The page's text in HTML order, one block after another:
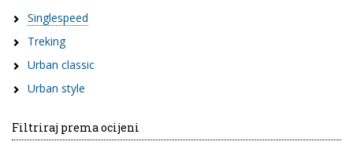
Singlespeed
Treking
Urban classic
Urban style
Filtriraj prema ocijeni